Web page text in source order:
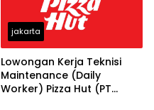
jakarta
Lowongan Kerja Teknisi
Maintenance (Daily
Worker) Pizza Hut (PT
jakarta